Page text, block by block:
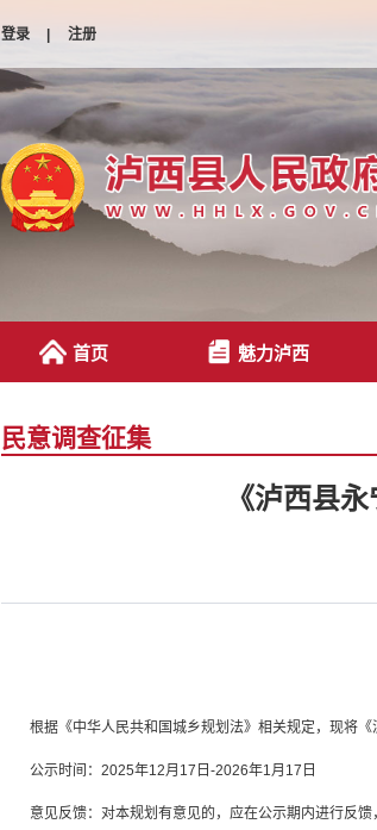
登录 | 注册
首页 魅力泸西
民意调查征集
《泸西县
根据《中华人民共和国城乡规划法》相关规定，现将
公示时间：2025年12月17日-2026年1月17日
意见反馈：对本规划有意见的，应在公示期内进行反馈